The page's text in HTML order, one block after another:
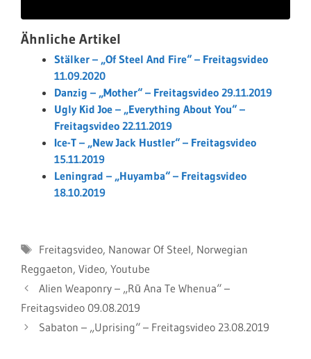
Ähnliche Artikel
Stälker – „Of Steel And Fire“ – Freitagsvideo
11.09.2020
Danzig – „Mother“ – Freitagsvideo 29.11.2019
Ugly Kid Joe – „Everything About You“ –
Freitagsvideo 22.11.2019
Ice-T – „New Jack Hustler“ – Freitagsvideo
15.11.2019
Leningrad – „Huyamba“ – Freitagsvideo
18.10.2019
Schlagwörter
Freitagsvideo, Nanowar Of Steel, Norwegian
Reggaeton, Video, Youtube
Alien Weaponry – „Rū Ana Te Whenua“ –
Freitagsvideo 09.08.2019
Sabaton – „Uprising“ – Freitagsvideo 23.08.2019